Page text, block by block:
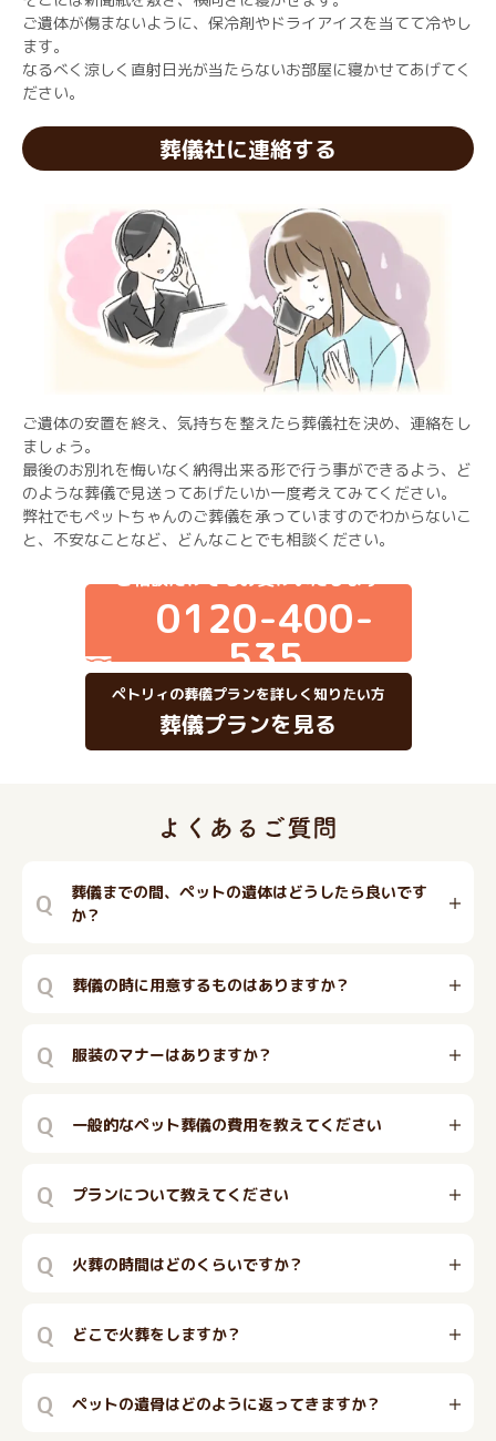
ご遺体が傷まないように、保冷剤やドライアイスを当てて冷やし
ます。
なるべく涼しく直射日光が当たらないお部屋に寝かせてあげてく
ださい。
葬儀社に連絡する
ご遺体の安置を終え、気持ちを整えたら葬儀社を決め、連絡をし
ましょう。
最後のお別れを悔いなく納得出来る形で行う事ができるよう、ど
のような葬儀で見送ってあげたいか一度考えてみてください。
弊社でもペットちゃんのご葬儀を承っていますのでわからないこ
と、不安なことなど、どんなことでも相談ください。
ご相談だけでもお受けいたします
0120-400-
535
ペトリィの葬儀プランを詳しく知りたい方
葬儀プランを見る
Q
葬儀までの間、ペットの遺体はどうしたら良いです
か？
Q 葬儀の時に用意するものはありますか？
Q 服装のマナーはありますか？
Q 一般的なペット葬儀の費用を教えてください
Q プランについて教えてください
Q 火葬の時間はどのくらいですか？
Q どこで火葬をしますか？
Q ペットの遺骨はどのように返ってきますか？